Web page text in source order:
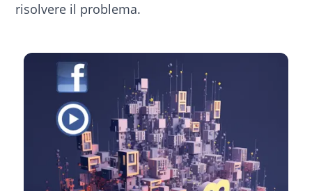
risolvere il problema.